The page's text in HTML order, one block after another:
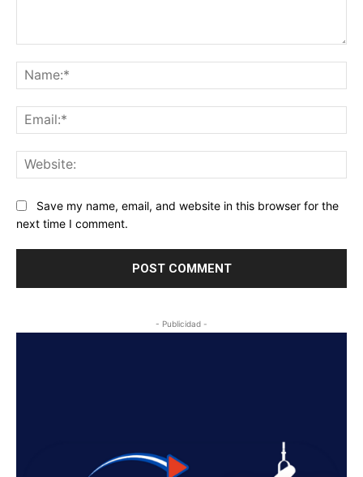
Save my name, email, and website in this browser for the
next time I comment.
- Publicidad -